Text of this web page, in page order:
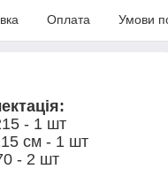
Оплата Умови
- 1 шт
см - 1 шт
- 2 шт